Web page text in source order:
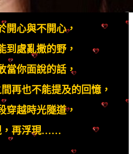
開心與不開心，
到處亂撒的野，
當你面說的話，
再也不能提及的回憶，
穿越時光隧道，
，再浮現……